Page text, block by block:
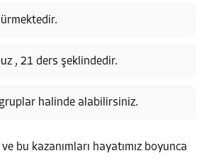
, 21 ders şeklindedir.
halinde alabilirsiniz.
bu kazanımları hayatımız boyunca